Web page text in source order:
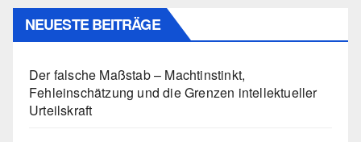
NEUESTE BEITRÄGE
Der falsche Maßstab – Machtinstinkt,
Fehleinschätzung und die Grenzen intellektueller
Urteilskraft